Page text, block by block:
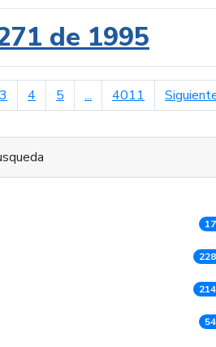
de 1995
3 4 5 ... 4011